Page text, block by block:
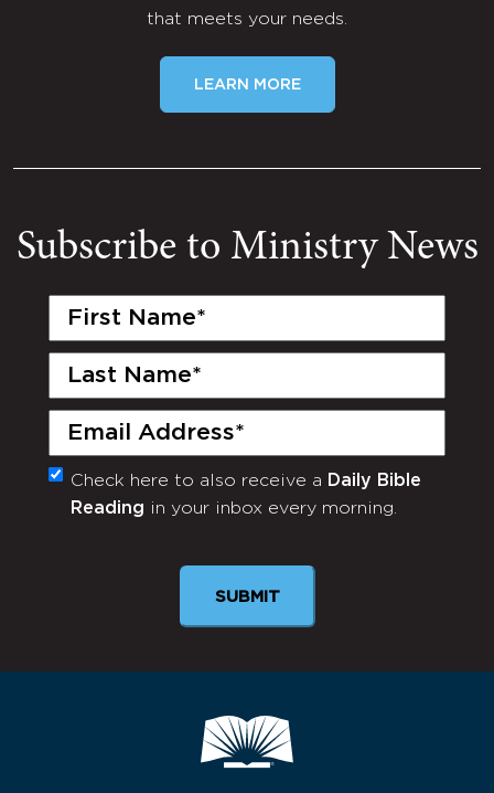
that meets your needs.
LEARN MORE
Subscribe to Ministry News
First
Last
Email
(Required)
Monthly
Newsletter
Check here to also receive a Daily Bible
Reading in your inbox every morning.